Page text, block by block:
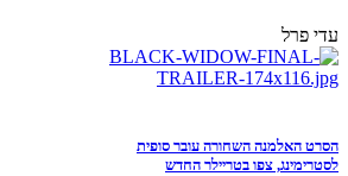
עדי פרל
הסרט האלמנה השחורה עובר סופית
לסטרימינג, צפו בטריילר החדש